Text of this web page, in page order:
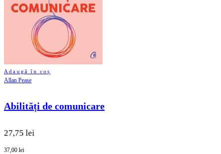
Adaugă în coș
Allan Pease
Abilități de comunicare
27,75 lei
37,00 lei